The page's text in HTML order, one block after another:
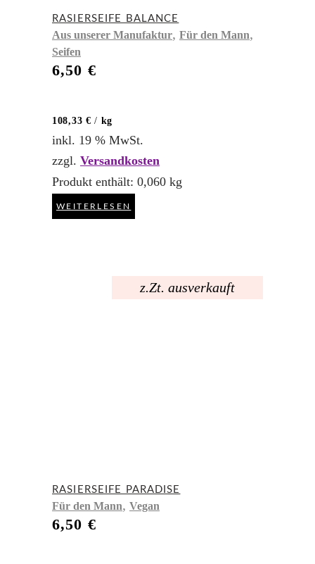
RASIERSEIFE BALANCE
Aus unserer Manufaktur, Für den Mann,
Seifen
6,50 €
108,33 € / kg
inkl. 19 % MwSt.
zzgl. Versandkosten
Produkt enthält: 0,060 kg
WEITERLESEN
z.Zt. ausverkauft
RASIERSEIFE PARADISE
Für den Mann, Vegan
6,50 €